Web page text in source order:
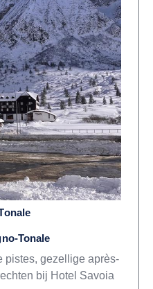
Tonale
pistes, gezellige après-
bij Hotel Savoia